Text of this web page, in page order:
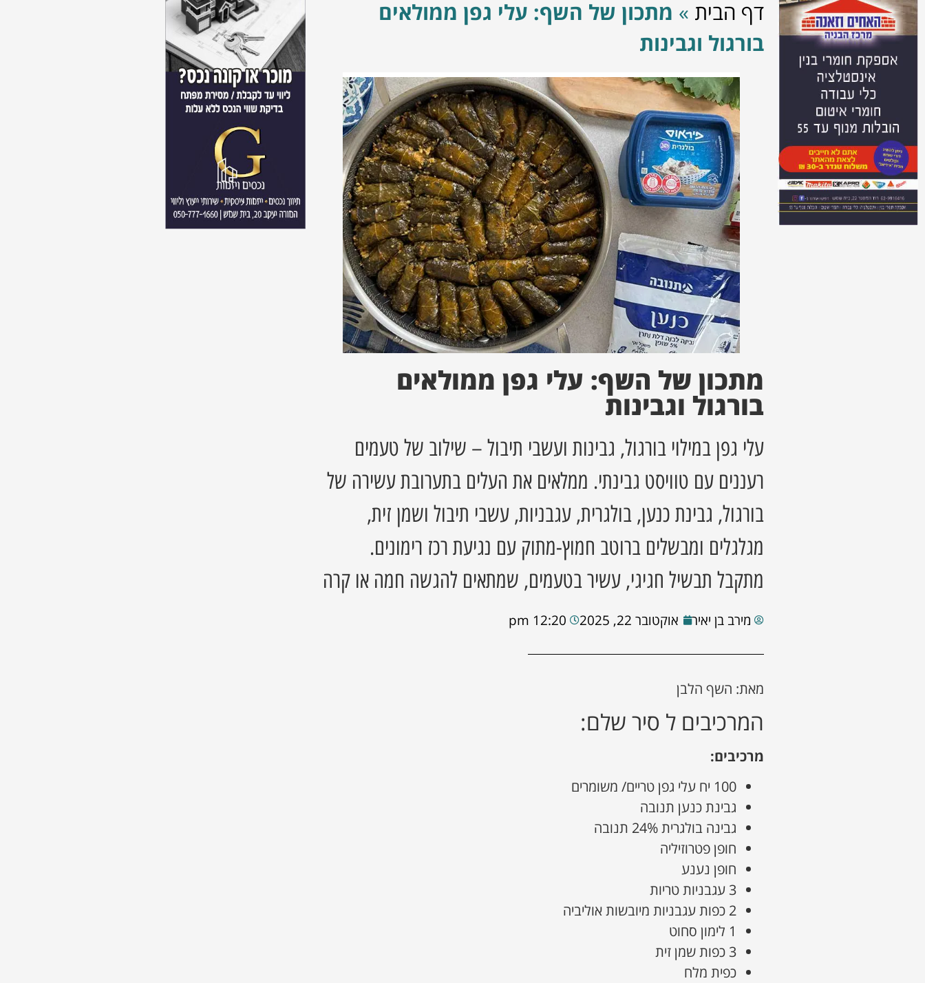
דף הבית » מתכון של השף: עלי גפן ממולאים
בורגול וגבינות
מתכון של השף: עלי גפן ממולאים
בורגול וגבינות
עלי גפן במילוי בורגול, גבינות ועשבי תיבול – שילוב של טעמים
רעננים עם טוויסט גבינתי. ממלאים את העלים בתערובת עשירה של
בורגול, גבינת כנען, בולגרית, עגבניות, עשבי תיבול ושמן זית,
מגלגלים ומבשלים ברוטב חמוץ-מתוק עם נגיעת רכז רימונים.
מתקבל תבשיל חגיגי, עשיר בטעמים, שמתאים להגשה חמה או קרה
מירב בן יאיר אוקטובר 22, 2025 12:20 pm
מאת: השף הלבן
המרכיבים ל סיר שלם:
מרכיבים:
100 יח עלי גפן טריים/ משומרים
גבינת כנען תנובה
גבינה בולגרית 24% תנובה
חופן פטרוזיליה
חופן נענע
3 עגבניות טריות
2 כפות עגבניות מיובשות אוליביה
1 לימון סחוט
3 כפות שמן זית
כפית מלח